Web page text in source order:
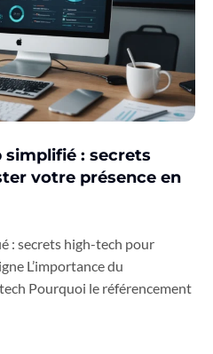
: secrets
votre présence en
: secrets high-tech pour
L’importance du
Pourquoi le référencement